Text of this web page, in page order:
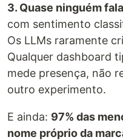
3. Quase ninguém
com sentimento
Os LLMs raramente
Qualquer dashboard
mede presença, não
outro experimento.
E ainda: 97% das
nome próprio da